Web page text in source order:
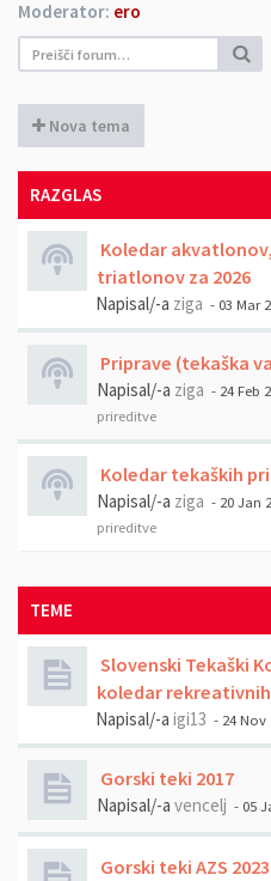
Moderator: ero
Nova tema
RAZGLAS
Koledar
triatlonov za 2026
Napisal/-a ziga - 03 Mar
Priprave (tekaška
Napisal/-a ziga - 24 Feb
prireditve
Koledar tekaških
Napisal/-a ziga - 20 Jan
prireditve
TEME
Slovenski Tekaški
koledar
Napisal/-a igi13 - 24 Nov
Gorski teki 2017
Napisal/-a vencelj - 05
Gorski teki AZS 2023